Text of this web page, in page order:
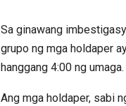
Sa ginawang
grupo ng mga holdaper
hanggang 4:00 ng umaga.
Ang mga holdaper, sabi